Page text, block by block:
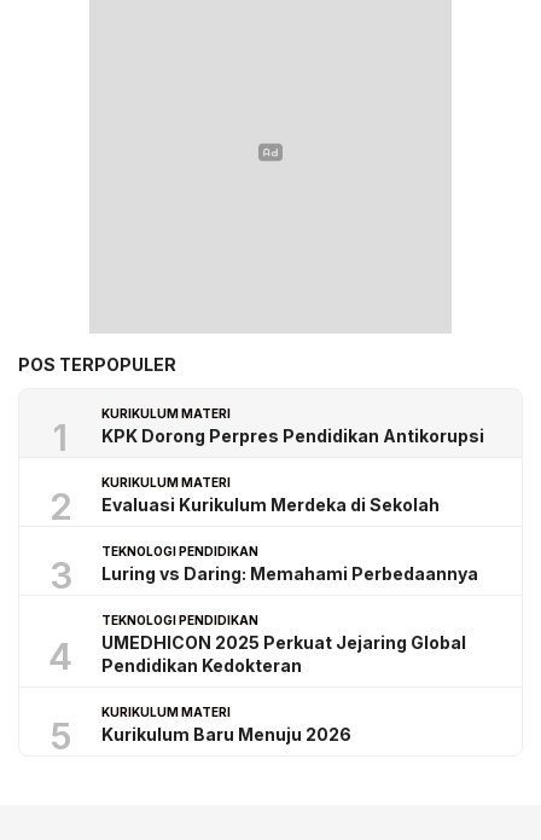
POS TERPOPULER
1
KURIKULUM MATERI
KPK Dorong Perpres Pendidikan Antikorupsi
2
KURIKULUM MATERI
Evaluasi Kurikulum Merdeka di Sekolah
3
TEKNOLOGI PENDIDIKAN
Luring vs Daring: Memahami Perbedaannya
4
TEKNOLOGI PENDIDIKAN
UMEDHICON 2025 Perkuat Jejaring Global
Pendidikan Kedokteran
5
KURIKULUM MATERI
Kurikulum Baru Menuju 2026